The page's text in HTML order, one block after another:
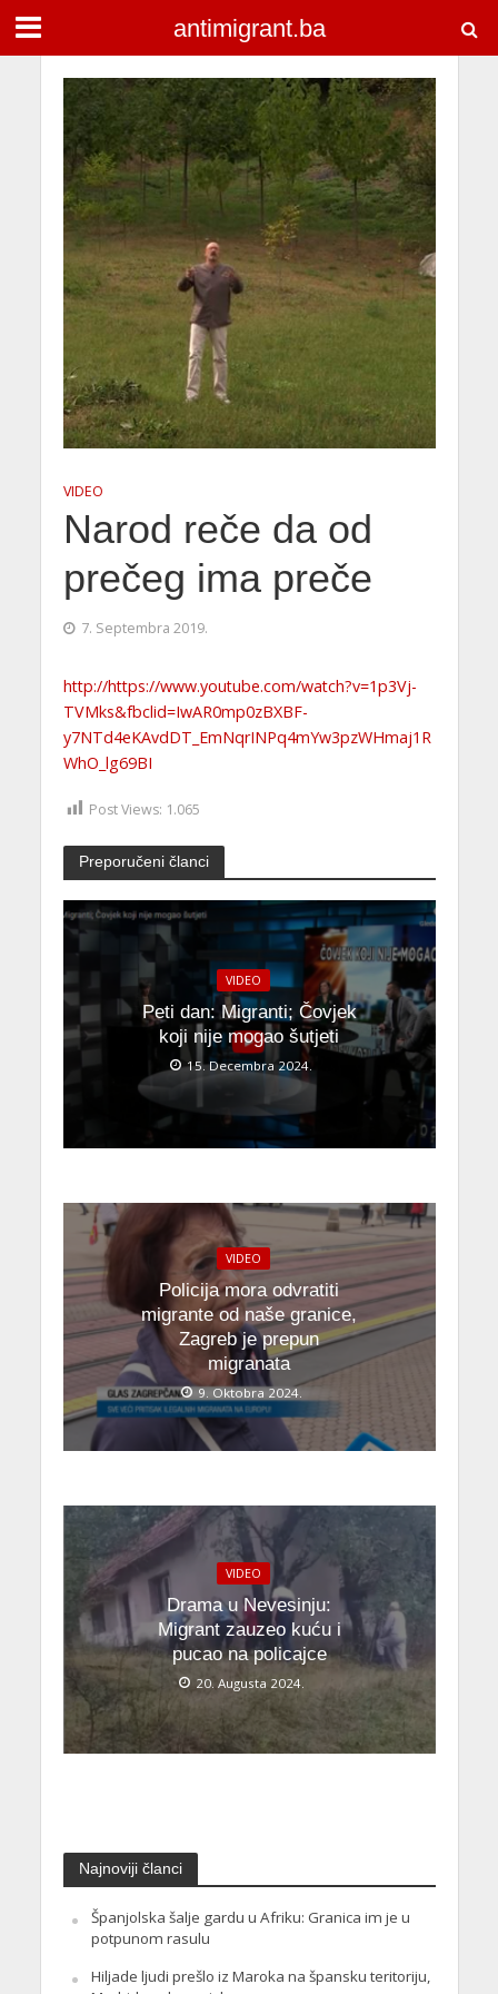
antimigrant.ba
VIDEO
Narod reče da od
prečeg ima preče
7. Septembra 2019.
http://https://www.youtube.com/watch?v=1p3Vj-
TVMks&fbclid=IwAR0mp0zBXBF-
y7NTd4eKAvdDT_EmNqrINPq4mYw3pzWHmaj1R
WhO_lg69BI
Post Views: 1.065
Preporučeni članci
VIDEO
Peti dan: Migranti; Čovjek
koji nije mogao šutjeti
15. Decembra 2024.
VIDEO
Policija mora odvratiti
migrante od naše granice,
Zagreb je prepun
migranata
9. Oktobra 2024.
VIDEO
Drama u Nevesinju:
Migrant zauzeo kuću i
pucao na policajce
20. Augusta 2024.
Najnoviji članci
Španjolska šalje gardu u Afriku: Granica im je u
potpunom rasulu
Hiljade ljudi prešlo iz Maroka na špansku teritoriju,